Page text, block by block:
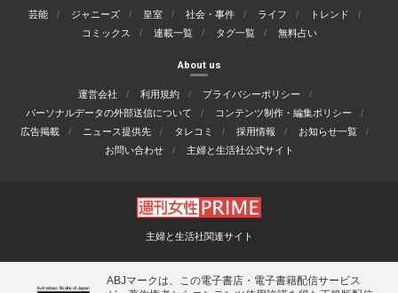
芸能 ジャニーズ 皇室 社会・事件 ライフ
トレンド
コミックス
連載一覧 タグ一覧 無料占い
About us
運営会社 利用規約
プライバシーポリシー
パーソナルデータの外部送信について
コンテンツ制作・編集ポリシー
広告掲載
ニュース提供先 タレコミ 採用情報
お知らせ一覧
お問い合わせ
主婦と生活社公式サイト
主婦と生活社関連サイト
ABJマークは、この電子書店・電子書籍配信サービス